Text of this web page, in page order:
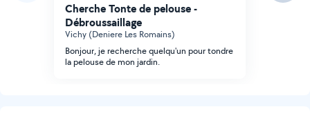
Cherche Tonte de pelouse -
Débroussaillage
Vichy (Deniere Les Romains)
Bonjour, je recherche quelqu'un pour tondre
la pelouse de mon jardin.